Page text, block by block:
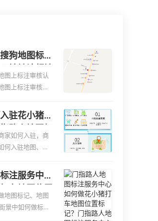
狗地图标注
？
图上标注审核认
图上标注审核认
图上标注审核认
图标注要多久才
识，详情可查看
驻花小猪打
何入驻花小
家如何入驻，商
何入驻地图、如
驻美团相关地图
看下方正文！
注服务中心
地图标注服
地图标记、地图
景中如何做标